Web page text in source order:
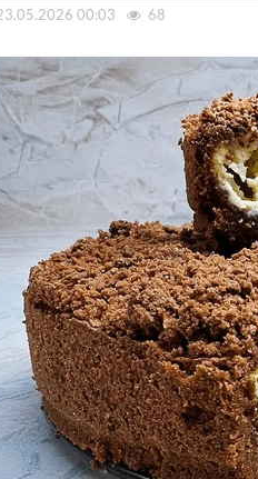
00:03 68